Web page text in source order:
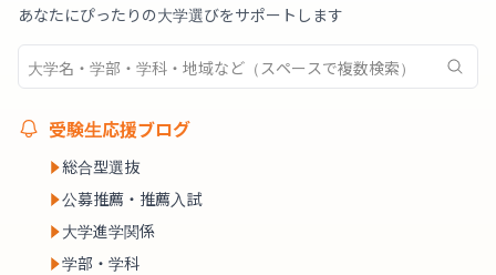
あなたにぴったりの大学選びをサポートします
受験生応援ブログ
総合型選抜
公募推薦・推薦入試
大学進学関係
学部・学科